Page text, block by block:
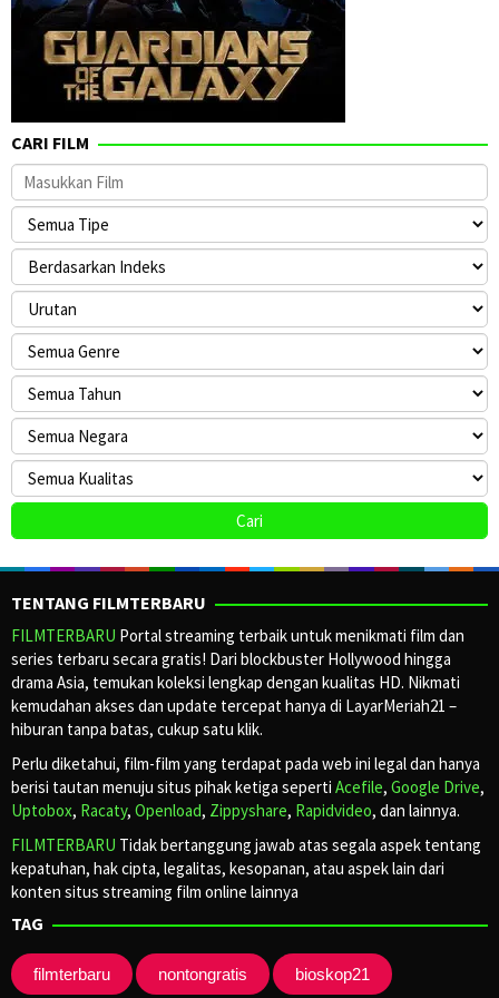
CARI FILM
TENTANG FILMTERBARU
FILMTERBARU Portal streaming terbaik untuk menikmati film dan
series terbaru secara gratis! Dari blockbuster Hollywood hingga
drama Asia, temukan koleksi lengkap dengan kualitas HD. Nikmati
kemudahan akses dan update tercepat hanya di LayarMeriah21 –
hiburan tanpa batas, cukup satu klik.
Perlu diketahui, film-film yang terdapat pada web ini legal dan hanya
berisi tautan menuju situs pihak ketiga seperti Acefile, Google Drive,
Uptobox, Racaty, Openload, Zippyshare, Rapidvideo, dan lainnya.
FILMTERBARU Tidak bertanggung jawab atas segala aspek tentang
kepatuhan, hak cipta, legalitas, kesopanan, atau aspek lain dari
konten situs streaming film online lainnya
TAG
filmterbaru nontongratis bioskop21